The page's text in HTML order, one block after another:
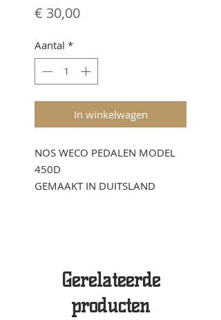
€ 30,00Prijs
Aantal *
In winkelwagen
NOS WECO PEDALEN MODEL
450D
GEMAAKT IN DUITSLAND
Gerelateerde
producten